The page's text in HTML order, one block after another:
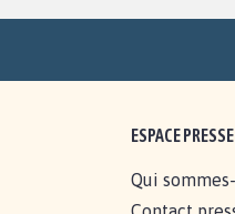
ESPACE PRESSE
Qui